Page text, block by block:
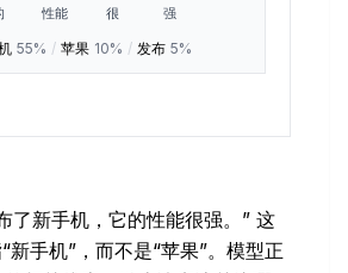
性能 很 强
55% / 苹果 10% / 发布 5%
了新手机，它的性能很强。” 这
新手机”，而不是“苹果”。模型正